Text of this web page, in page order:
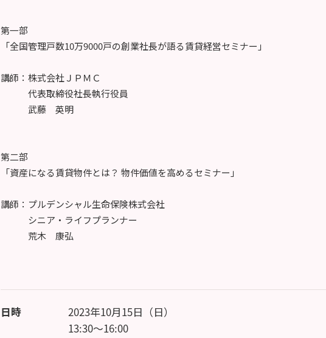
第一部
「全国管理戸数10万9000戸の創業社長が語る賃貸経営セミナー」
講師：株式会社ＪＰＭＣ
代表取締役社長執行役員
武藤 英明
第二部
「資産になる賃貸物件とは？ 物件価値を高めるセミナー」
講師：プルデンシャル生命保険株式会社
シニア・ライフプランナー
荒木 康弘
日時
2023年10月15日（日）
13:30～16:00